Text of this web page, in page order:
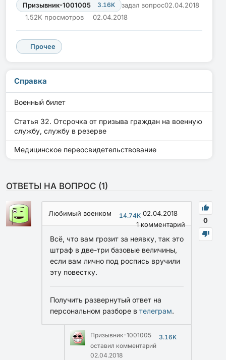
Призывник-1001005 3.16K задал вопрос02.04.2018
1.52K просмотров
02.04.2018
Прочее
Справка
Военный билет
Статья 32. Отсрочка от призыва граждан на военную
службу, службу в резерве
Медицинское переосвидетельствование
ОТВЕТЫ НА ВОПРОС (1)
0
Любимый военком 14.74K 02.04.2018
1комментарий
Всё, что вам грозит за неявку, так это
штраф в две-три базовые величины,
если вам лично под роспись вручили
эту повестку.
Получить развернутый ответ на
персональном разборе в телеграм.
Призывник-1001005
3.16K
оставил комментарий
02.04.2018